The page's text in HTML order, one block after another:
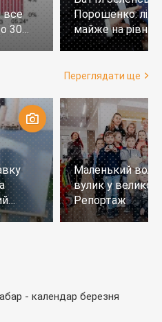
все
30
Порошенко:
майже на
тих, хто не
Переглядати ще
Маленький
вулик у
Репортаж
- календар березня